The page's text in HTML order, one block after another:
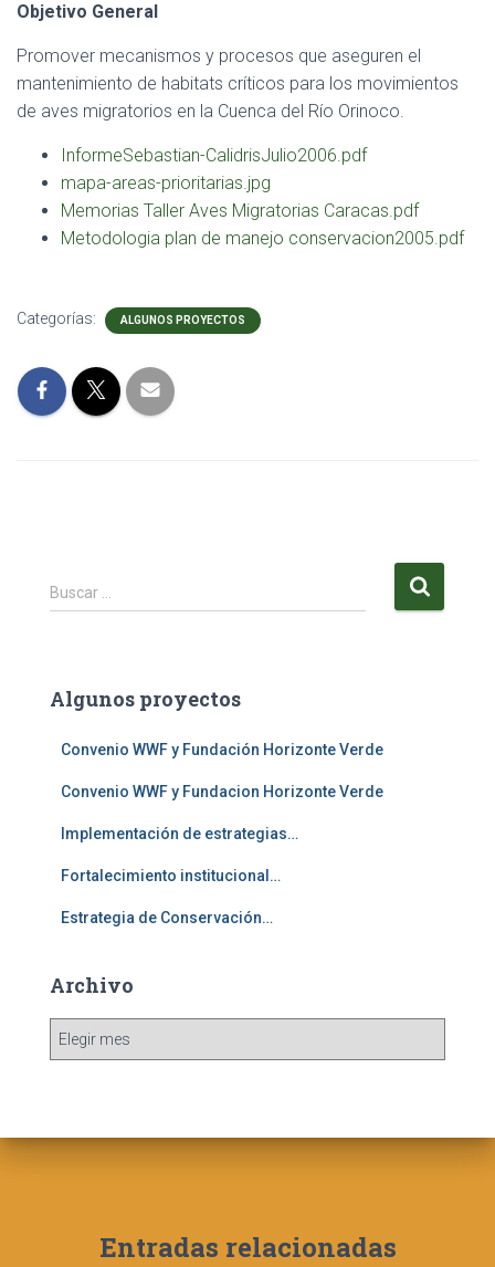
Objetivo General
Promover mecanismos y procesos que aseguren el
mantenimiento de habitats críticos para los movimientos
de aves migratorios en la Cuenca del Río Orinoco.
InformeSebastian-CalidrisJulio2006.pdf
mapa-areas-prioritarias.jpg
Memorias Taller Aves Migratorias Caracas.pdf
Metodologia plan de manejo conservacion2005.pdf
Categorías: ALGUNOS PROYECTOS
B
u
r
Buscar …
Algunos proyectos
Convenio WWF y Fundación Horizonte Verde
Convenio WWF y Fundacion Horizonte Verde
Implementación de estrategias…
Fortalecimiento institucional…
Estrategia de Conservación…
Archivo
Entradas relacionadas